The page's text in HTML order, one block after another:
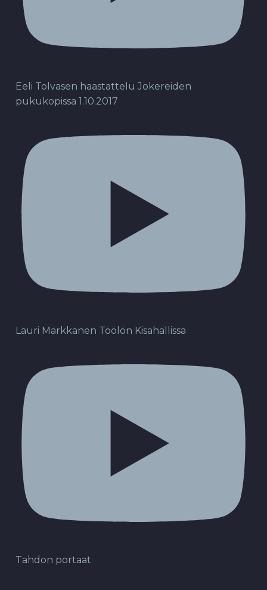
Eeli Tolvasen haastattelu Jokereiden
pukukopissa 1.10.2017
Lauri Markkanen Töölön Kisahallissa
Tahdon portaat